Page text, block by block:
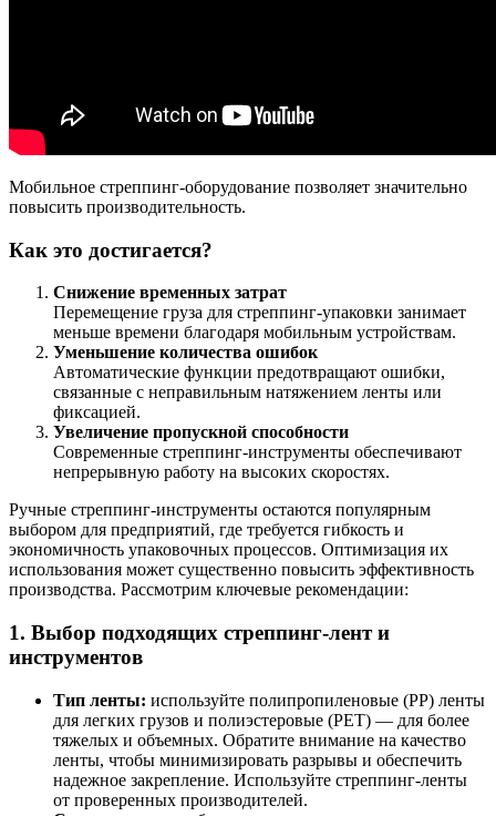
Мобильное стреппинг-оборудование позволяет значительно
повысить производительность.
Как это достигается?
Снижение временных затрат
Перемещение груза для стреппинг-упаковки занимает
меньше времени благодаря мобильным устройствам.
Уменьшение количества ошибок
Автоматические функции предотвращают ошибки,
связанные с неправильным натяжением ленты или
фиксацией.
Увеличение пропускной способности
Современные стреппинг-инструменты обеспечивают
непрерывную работу на высоких скоростях.
Ручные стреппинг-инструменты остаются популярным
выбором для предприятий, где требуется гибкость и
экономичность упаковочных процессов. Оптимизация их
использования может существенно повысить эффективность
производства. Рассмотрим ключевые рекомендации:
1. Выбор подходящих стреппинг-лент и
инструментов
Тип ленты: используйте полипропиленовые (PP) ленты
для легких грузов и полиэстеровые (PET) — для более
тяжелых и объемных. Обратите внимание на качество
ленты, чтобы минимизировать разрывы и обеспечить
надежное закрепление. Используйте стреппинг-ленты
от проверенных производителей.